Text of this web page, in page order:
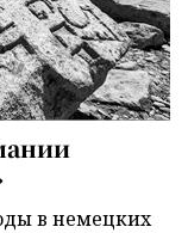
в немецких